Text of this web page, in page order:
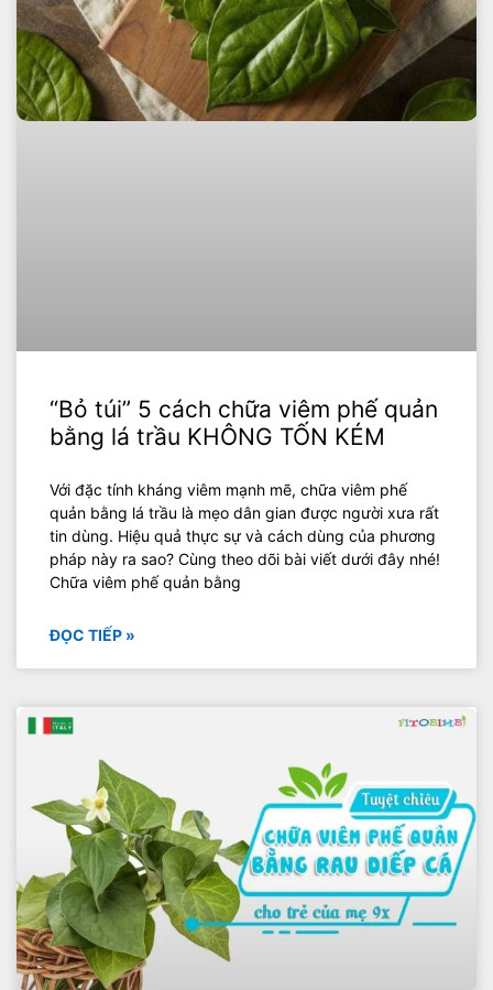
“Bỏ túi” 5 cách chữa viêm phế quản
bằng lá trầu KHÔNG TỐN KÉM
Với đặc tính kháng viêm mạnh mẽ, chữa viêm phế
quản bằng lá trầu là mẹo dân gian được người xưa rất
tin dùng. Hiệu quả thực sự và cách dùng của phương
pháp này ra sao? Cùng theo dõi bài viết dưới đây nhé!
Chữa viêm phế quản bằng
ĐỌC TIẾP »